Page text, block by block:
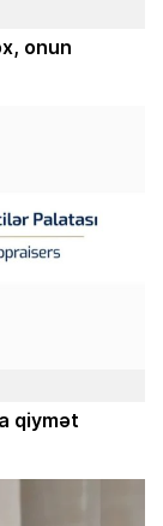
onun
qiymət